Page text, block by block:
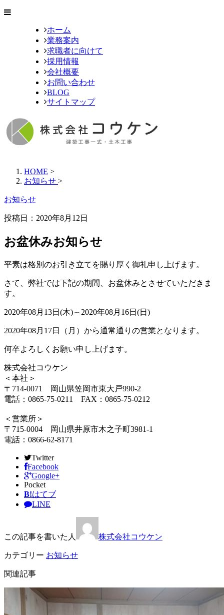
ホーム
業務案内
求職者に向けて
採用情報
会社概要
お問い合わせ
BLOG
サイトマップ
HOME >
お知らせ >
お知らせ
投稿日： 2020年8月12日
お盆休みお知らせ
平素は格別のお引き立てを賜り厚く御礼申し上げます。
さて、弊社では下記の期間、お盆休みとさせていただきま
す。
2020年08月13日(木)～2020年08月16日(日)
2020年08月17日（月）から通常通りの営業となります。
何卒よろしくお願い申し上げます。
株式会社コウケン
＜本社＞
〒714-0071 岡山県笠岡市東大戸990-2
電話：0865-75-0211 FAX：0865-75-0212
＜営業所＞
〒715-0004 岡山県井原市木之子町3981-1
電話：0866-62-8171
Twitter
Facebook
Google+
Pocket
B!はてブ
LINE
この記事を書いた人 株式会社コウケン
カテゴリー お知らせ
関連記事